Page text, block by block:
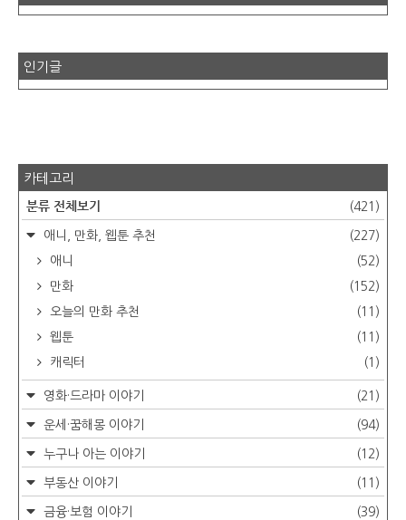
인기글
카테고리
분류 전체보기 (421)
애니, 만화, 웹툰 추천
(227)
애니
(52)
만화
(152)
오늘의 만화 추천
(11)
웹툰
(11)
캐릭터
(1)
영화·드라마 이야기 (21)
운세·꿈해몽 이야기 (94)
누구나 아는 이야기 (12)
부동산 이야기 (11)
금융·보험 이야기 (39)